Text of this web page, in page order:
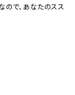
ので、あなたのスス